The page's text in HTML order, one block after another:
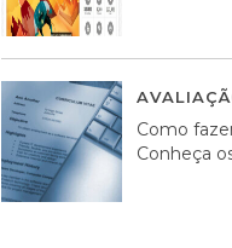
Como
Conheça